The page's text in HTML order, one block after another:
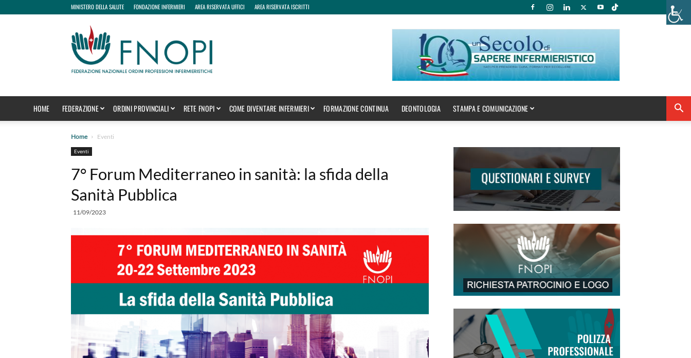
MINISTERO DELLA SALUTE FONDAZIONE INFERMIERI AREA RISERVATA UFFICI AREA RISERVATA ISCRITTI
HOME FEDERAZIONE ORDINI PROVINCIALI RETE FNOPI COME DIVENTARE INFERMIERI FORMAZIONE CONTINUA DEONTOLOGIA STAMPA E COMUNICAZIONE
Home Eventi
Eventi
7° Forum Mediterraneo in sanità: la sfida della
Sanità Pubblica
11/09/2023